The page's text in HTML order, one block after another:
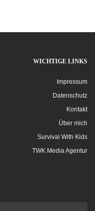
WICHTIGE LINKS
Impressum
Datenschutz
Kontakt
Über mich
Survival With Kids
TWK Media Agentur